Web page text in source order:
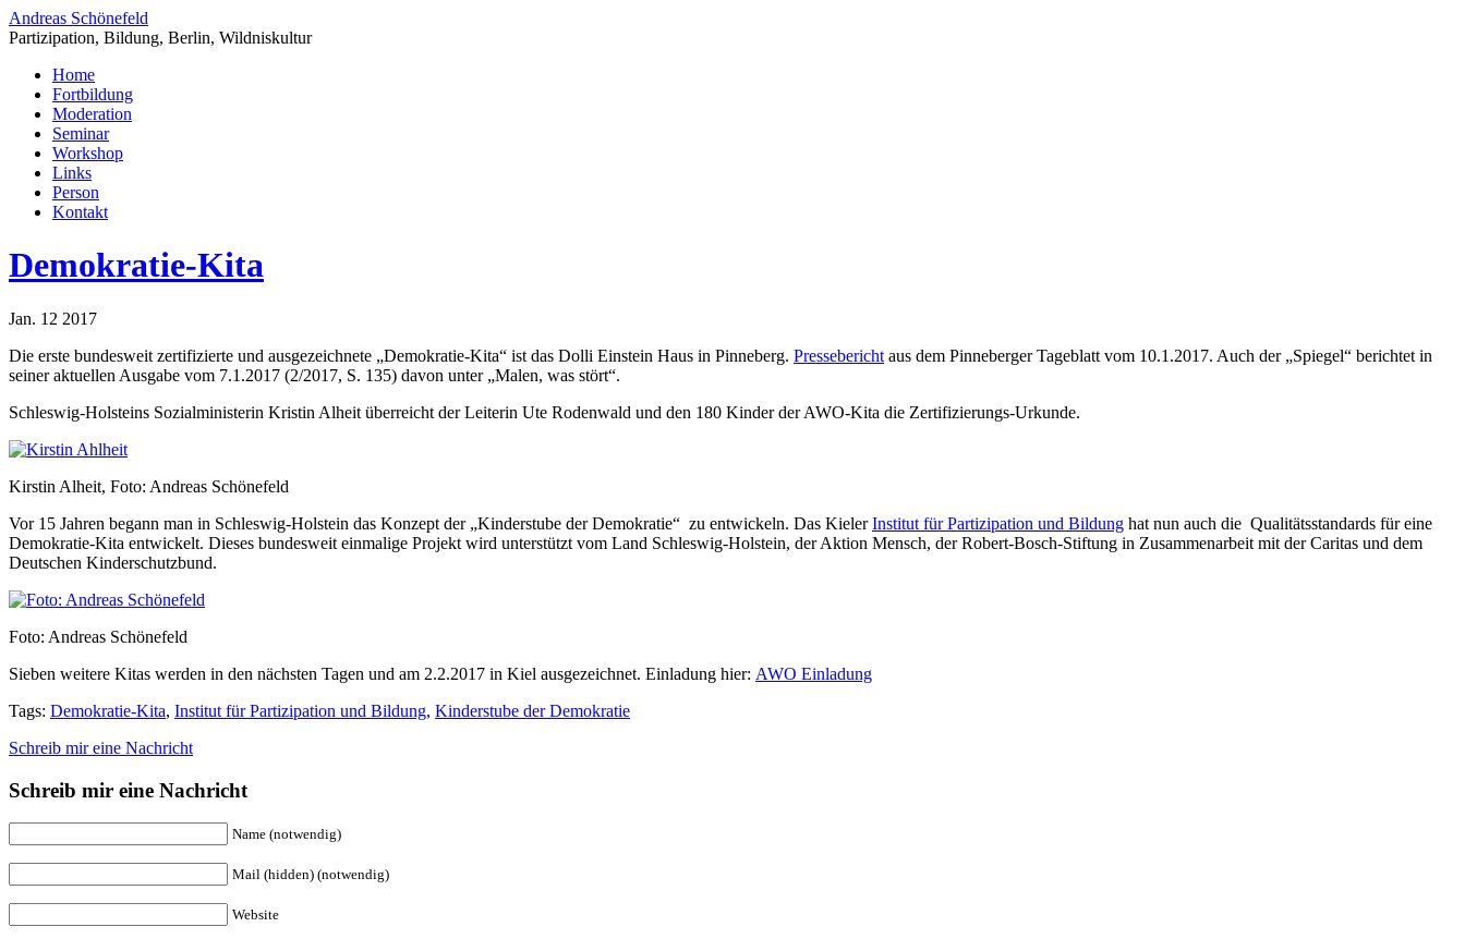
Andreas Schönefeld
Partizipation, Bildung, Berlin, Wildniskultur
Home
Fortbildung
Moderation
Seminar
Workshop
Links
Person
Kontakt
Demokratie-Kita
Jan. 12 2017
Die erste bundesweit zertifizierte und ausgezeichnete „Demokratie-Kita“ ist das Dolli Einstein Haus in Pinneberg. Pressebericht aus dem Pinneberger Tageblatt vom 10.1.2017. Auch der „Spiegel“ berichtet in
seiner aktuellen Ausgabe vom 7.1.2017 (2/2017, S. 135) davon unter „Malen, was stört“.
Schleswig-Holsteins Sozialministerin Kristin Alheit überreicht der Leiterin Ute Rodenwald und den 180 Kinder der AWO-Kita die Zertifizierungs-Urkunde.
Kirstin Alheit, Foto: Andreas Schönefeld
Vor 15 Jahren begann man in Schleswig-Holstein das Konzept der „Kinderstube der Demokratie“ zu entwickeln. Das KielerInstitut für Partizipation und Bildung hat nun auch die Qualitätsstandards für eine
Demokratie-Kita entwickelt. Dieses bundesweit einmalige Projekt wird unterstützt vom Land Schleswig-Holstein, der Aktion Mensch, der Robert-Bosch-Stiftung in Zusammenarbeit mit der Caritas und dem
Deutschen Kinderschutzbund.
Foto: Andreas Schönefeld
Sieben weitere Kitas werden in den nächsten Tagen und am 2.2.2017 in Kiel ausgezeichnet. Einladung hier: AWO Einladung
Tags: Demokratie-Kita, Institut für Partizipation und Bildung, Kinderstube der Demokratie
Schreib mir eine Nachricht
Schreib mir eine Nachricht
Name (notwendig)
Mail (hidden) (notwendig)
Website